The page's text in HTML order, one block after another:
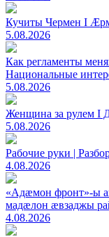
Кучиты Чермен I
5.08.2026
Как регламенты
Национальные
5.08.2026
Женщина за рулем I
5.08.2026
Рабочие руки |
4.08.2026
«Адæмон фронт»-ы
мадæлон æвзаджы
4.08.2026